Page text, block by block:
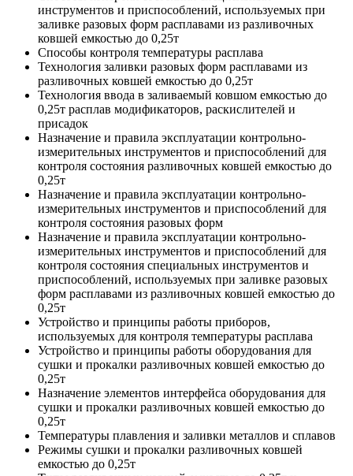
инструментов и приспособлений, используемых при
заливке разовых форм расплавами из разливочных
ковшей емкостью до 0,25т
Способы контроля температуры расплава
Технология заливки разовых форм расплавами из
разливочных ковшей емкостью до 0,25т
Технология ввода в заливаемый ковшом емкостью до
0,25т расплав модификаторов, раскислителей и
присадок
Назначение и правила эксплуатации контрольно-
измерительных инструментов и приспособлений для
контроля состояния разливочных ковшей емкостью до
0,25т
Назначение и правила эксплуатации контрольно-
измерительных инструментов и приспособлений для
контроля состояния разовых форм
Назначение и правила эксплуатации контрольно-
измерительных инструментов и приспособлений для
контроля состояния специальных инструментов и
приспособлений, используемых при заливке разовых
форм расплавами из разливочных ковшей емкостью до
0,25т
Устройство и принципы работы приборов,
используемых для контроля температуры расплава
Устройство и принципы работы оборудования для
сушки и прокалки разливочных ковшей емкостью до
0,25т
Назначение элементов интерфейса оборудования для
сушки и прокалки разливочных ковшей емкостью до
0,25т
Температуры плавления и заливки металлов и сплавов
Режимы сушки и прокалки разливочных ковшей
емкостью до 0,25т